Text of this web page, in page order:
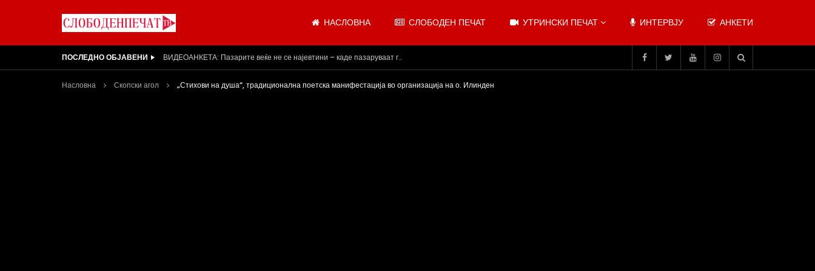
НАСЛОВНА СЛОБОДЕН ПЕЧАТ УТРИНСКИ ПЕЧАТ ИНТЕРВЈУ АНКЕТИ
ПОСЛЕДНО ОБЈАВЕНИ Арсовски: „Се вариме како жаби, додека сме надвор од ЕУ“
Насловна Скопски агол „Стихови на душа“, традиционална поетска манифестација во организација на о. Илинден